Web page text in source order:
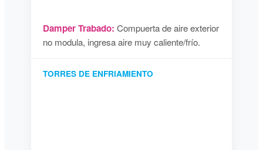
Damper Trabado: Compuerta de aire exterior
no modula, ingresa aire muy caliente/frío.
TORRES DE ENFRIAMIENTO